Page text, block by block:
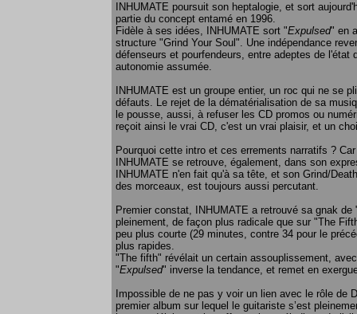
INHUMATE poursuit son heptalogie, et sort
partie du concept entamé en 1996.
Fidèle à ses idées, INHUMATE sort "Expulsed" en
structure "Grind Your Soul". Une indépendance
défenseurs et pourfendeurs, entre adeptes de
autonomie assumée.
INHUMATE est un groupe entier, un roc qui ne se
défauts. Le rejet de la dématérialisation de sa
le pousse, aussi, à refuser les CD promos ou
reçoit ainsi le vrai CD, c'est un vrai plaisir, et un
Pourquoi cette intro et ces errements narratifs ?
INHUMATE se retrouve, également, dans son
INHUMATE n'en fait qu'à sa tête, et son Grind/
des morceaux, est toujours aussi percutant.
Premier constat, INHUMATE a retrouvé sa gnak
pleinement, de façon plus radicale que sur "The
peu plus courte (29 minutes, contre 34 pour le
plus rapides.
"The fifth" révélait un certain assouplissement,
"Expulsed" inverse la tendance, et remet en
Impossible de ne pas y voir un lien avec le rôle de
premier album sur lequel le guitariste s’est